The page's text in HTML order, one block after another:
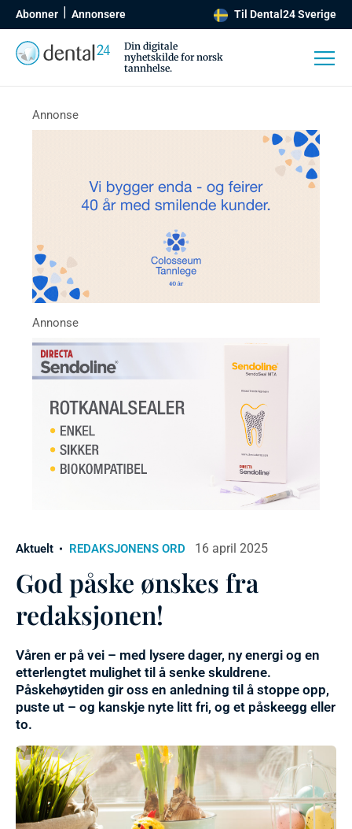
Abonner Annonsere Til Dental24 Sverige
Din digitale
nyhetskilde for norsk
tannhelse.
Aktuelt REDAKSJONENS ORD 16 april 2025
God påske ønskes fra
redaksjonen!
Våren er på vei – med lysere dager, ny energi og en
etterlengtet mulighet til å senke skuldrene.
Påskehøytiden gir oss en anledning til å stoppe opp,
puste ut – og kanskje nyte litt fri, og et påskeegg eller
to.